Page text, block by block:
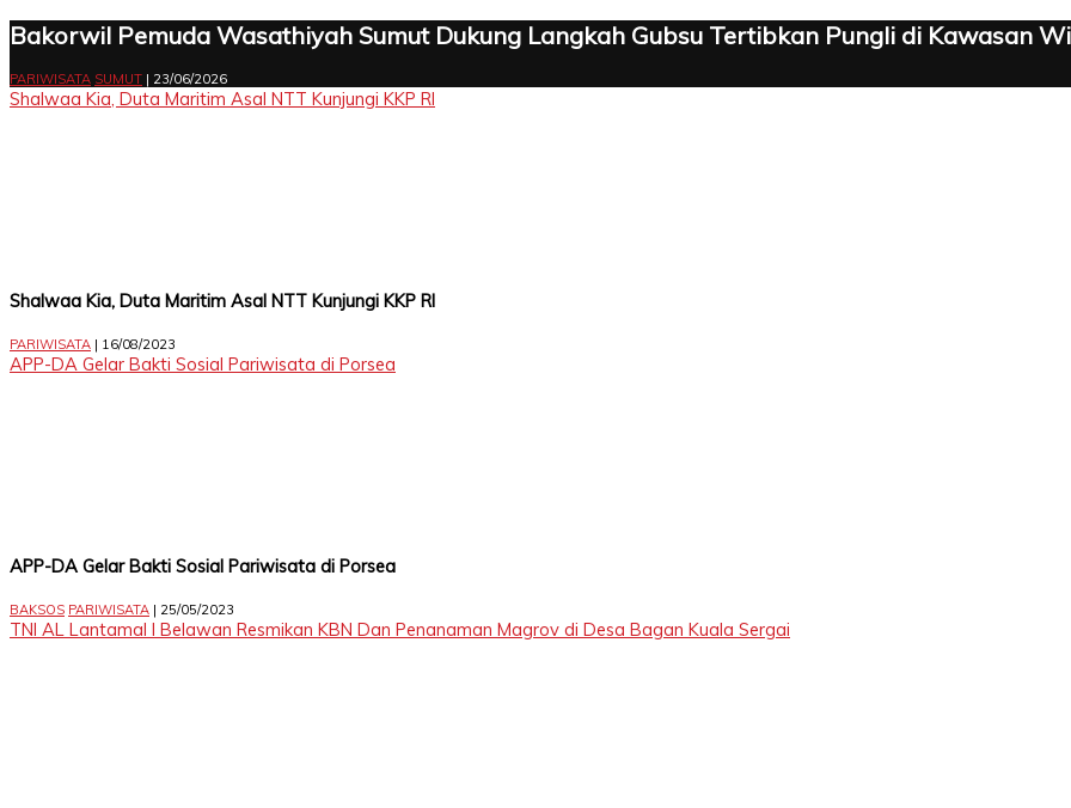
Asahan
Batu
Binjai
Dairi
Deli
Gunungsitoli
Humbang
Karo
Labuhanbatu
Labuhanbatu
Labuhanbatu
Langkat
Mandailing
Medan
Nias
Nias
Nias
Nias
Padang
Padang
Utara
Padangsidimpuan
Pakpak
Pematangsiantar
Samosir
Serdang
Sibolga
Simalungun
Tanjungbalai
Tapanuli
Tapanuli
Tapanuli
Tebing
Toba
Delidaily
Facebook
YouTube
Bakorwil Pemuda Wasathiyah Sumut Dukung Langkah Gubsu Tertibkan Pungli di Kawasan
PARIWISATA SUMUT | 23/06/2026
Shalwaa Kia, Duta Maritim Asal NTT Kunjungi KKP RI
Shalwaa Kia, Duta Maritim Asal NTT Kunjungi KKP RI
PARIWISATA | 16/08/2023
APP-DA Gelar Bakti Sosial Pariwisata di Porsea
APP-DA Gelar Bakti Sosial Pariwisata di Porsea
BAKSOS PARIWISATA | 25/05/2023
TNI AL Lantamal I Belawan Resmikan KBN Dan Penanaman Magrov di Desa Bagan Kuala Sergai